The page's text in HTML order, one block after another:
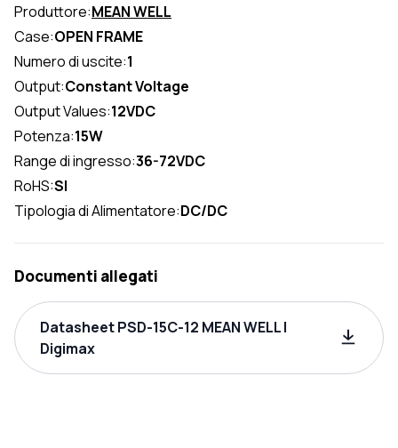
Produttore:MEAN WELL
Case:OPEN FRAME
Numero di uscite:1
Output:Constant Voltage
Output Values:12VDC
Potenza:15W
Range di ingresso:36-72VDC
RoHS:SI
Tipologia di Alimentatore:DC/DC
Documenti allegati
Datasheet PSD-15C-12 MEAN WELL |
Digimax